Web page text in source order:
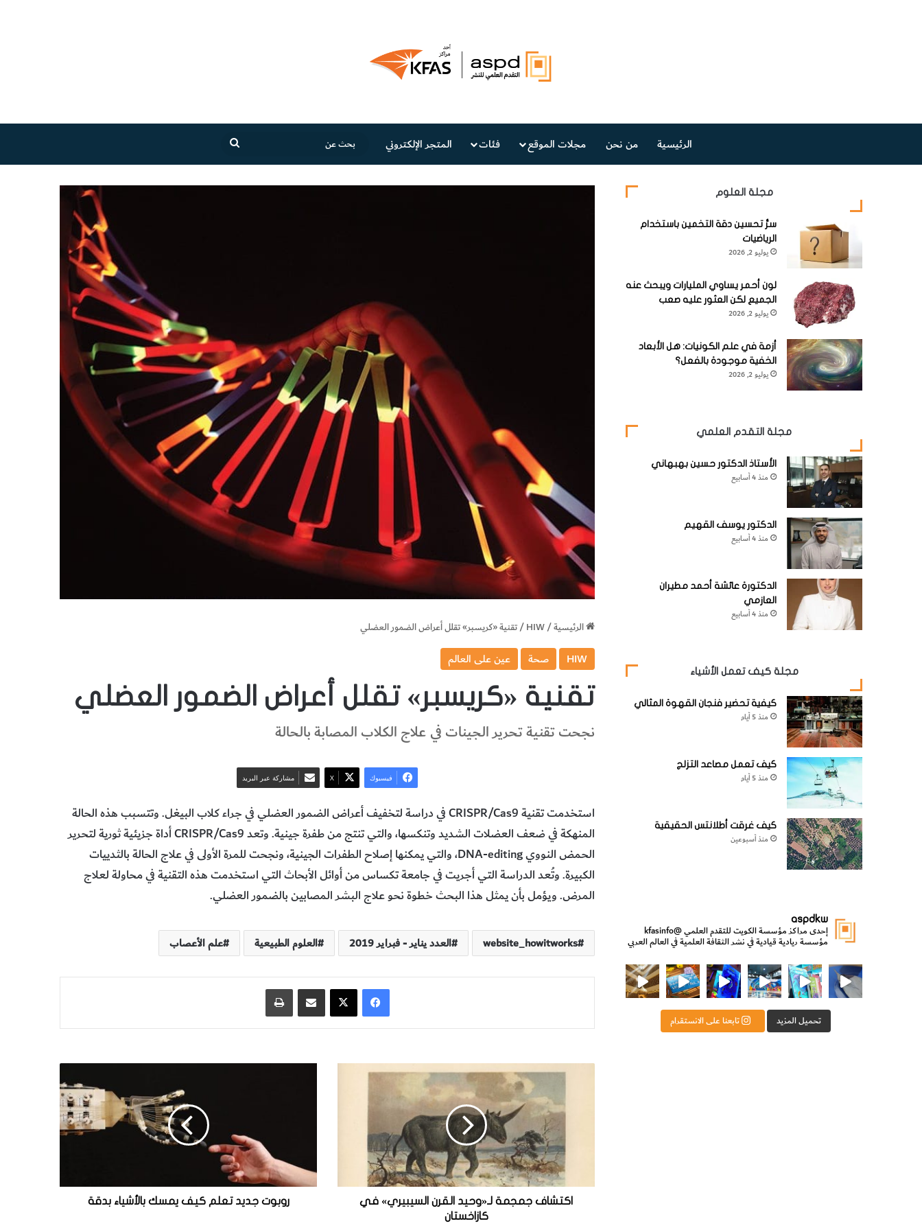
الرئيسية من نحن مجلات الموقع فئات المتجر الإلكتروني
عن
الرئيسية/
HIW
/تقنية «كريسبر» تقلل أعراض الضمور العضلي
HIW صحة عين على العالم
تقنية «كريسبر» تقلل أعراض الضمور العضلي
نجحت تقنية تحرير الجينات في علاج الكلاب المصابة بالحالة
فيسبوك ‫X مشاركة عبر البريد
استخدمت تقنية CRISPR/Cas9 في دراسة لتخفيف أعراض الضمور العضلي في جراء كلاب البيغل. وتتسبب هذه الحالة
المنهكة في ضعف العضلات الشديد وتنكسها، والتي تنتج من طفرة جينية. وتعد CRISPR/Cas9 أداة جزيئية ثورية لتحرير
الحمض النووي DNA-editing، والتي يمكنها إصلاح الطفرات الجينية، ونجحت للمرة الأولى في علاج الحالة بالثدييات
الكبيرة. وتُعد الدراسة التي أجريت في جامعة تكساس من أوائل الأبحاث التي استخدمت هذه التقنية في محاولة لعلاج
المرض. ويؤمل بأن يمثل هذا البحث خطوة نحو علاج البشر المصابين بالضمور العضلي.
website_howitworks العدد يناير - فبراير 2019 العلوم الطبيعية علم الأعصاب
فيسبوك ‫X مشاركة عبر البريد
ج
اكتشاف جمجمة لـ«وحيد القرن السيبيري» في
كازاخستان
ي
د
روبوت جديد تعلم كيف يمسك بالأشياء بدقة
مجلة العلوم
سرُّ تحسين دقة التخمين باستخدام
الرياضيات
يوليو 2, 2026
لون أحمر يساوي المليارات ويبحث عنه
الجميع لكن العثور عليه صعب
يوليو 2, 2026
أزمة في علم الكونيات: هل الأبعاد
الخفية موجودة بالفعل؟
يوليو 2, 2026
مجلة التقدم العلمي
الأستاذ الدكتور حسين بهبهاني
منذ 4 أسابيع
الدكتور يوسف القهيم
منذ 4 أسابيع
الدكتورة عائشة أحمد مطيران
العازمي
منذ 4 أسابيع
مجلة كيف تعمل الأشياء
كيفية تحضير فنجان القهوة المثالي
منذ 5 أيام
كيف تعمل مصاعد التزلج
منذ 5 أيام
كيف غرقت أطلانتس الحقيقية
منذ أسبوعين
aspdkw
إحدى مراكز مؤسسة الكويت للتقدم العلمي@kfasinfo
مؤسسة ريادية قيادية في نشر الثقافة العلمية في العالم العربي
ووزير الدولة لشؤون الش
من الأعماق نكتشف ومن الكتب نتعلّم⁨ رجعنا! ما كنّا بعيد! مجهزين لكم كل جديد!⁩
تحميل المزيد تابعنا على الانستقرام